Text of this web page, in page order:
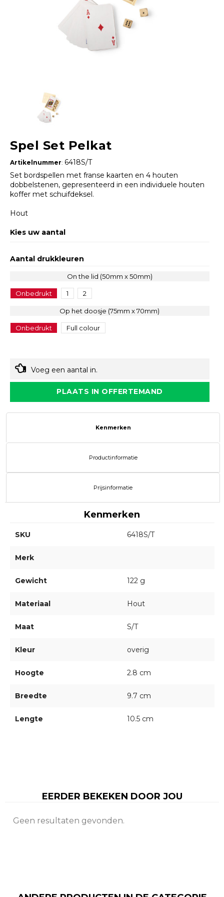
Spel Set Pelkat
Artikelnummer: 6418S/T
Set bordspellen met franse kaarten en 4 houten
dobbelstenen, gepresenteerd in een individuele houten
koffer met schuifdeksel.
Hout
Kies uw aantal
Aantal drukkleuren
On the lid (50mm x 50mm)
Onbedrukt 1 2
Op het doosje (75mm x 70mm)
Onbedrukt Full colour
Voeg een aantal in.
PLAATS IN OFFERTEMAND
Kenmerken
Productinformatie
Prijsinformatie
Kenmerken
SKU 6418S/T
Merk
Gewicht 122 g
Materiaal Hout
Maat S/T
Kleur overig
Hoogte 2.8 cm
Breedte 9.7 cm
Lengte 10.5 cm
EERDER BEKEKEN DOOR JOU
Geen resultaten gevonden.